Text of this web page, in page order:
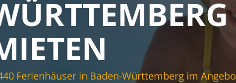
Ferienhäuser in Baden-Württemberg im